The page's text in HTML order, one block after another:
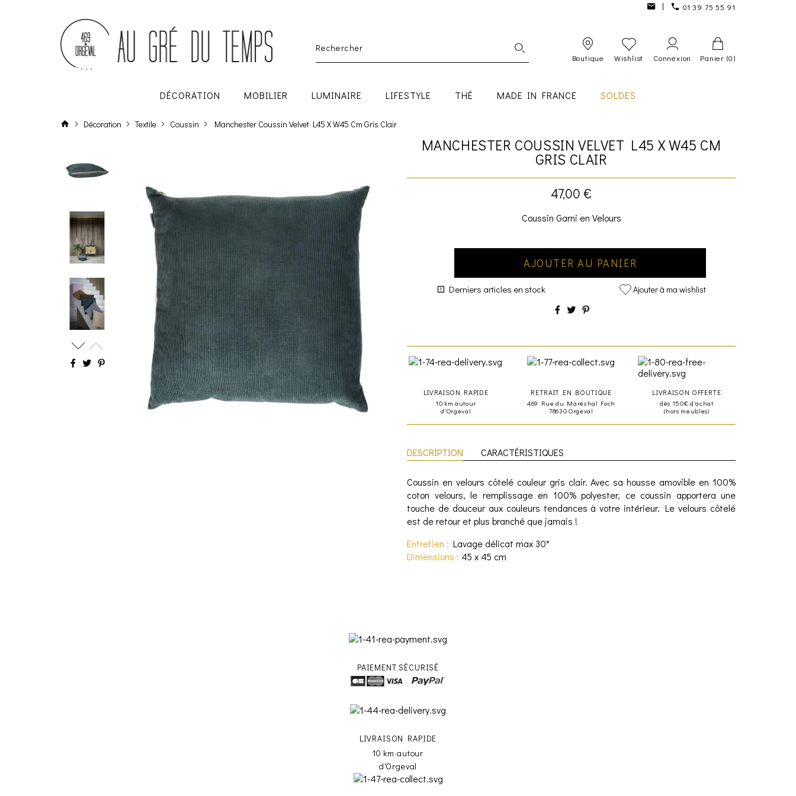
01 39 75 55 91
Boutique Wishlist Connexion Panier (0)
DÉCORATION MOBILIER LUMINAIRE LIFESTYLE THÉ MADE IN FRANCE SOLDES
Décoration Textile Coussin Manchester Coussin Velvet L45 X W45 Cm Gris Clair
MANCHESTER COUSSIN VELVET L45 X W45 CM
GRIS CLAIR
47,00 €
Coussin Garni en Velours
AJOUTER AU PANIER
Derniers articles en stock Ajouter à ma wishlist
LIVRAISON RAPIDE
10 km autour
d'Orgeval
RETRAIT EN BOUTIQUE
469 Rue du Maréchal Foch
78630 Orgeval
LIVRAISON OFFERTE
dès 150€ d'achat
(hors meubles)
DESCRIPTION CARACTÉRISTIQUES
Coussin en velours côtelé couleur gris clair. Avec sa housse amovible en 100%
coton velours, le remplissage en 100% polyester, ce coussin apportera une
touche de douceur aux couleurs tendances à votre intérieur. Le velours côtelé
est de retour et plus branché que jamais !
Entretien : Lavage délicat max 30°
Dimensions : 45 x 45 cm
PAIEMENT SÉCURISÉ
LIVRAISON RAPIDE
10 km autour
d'Orgeval